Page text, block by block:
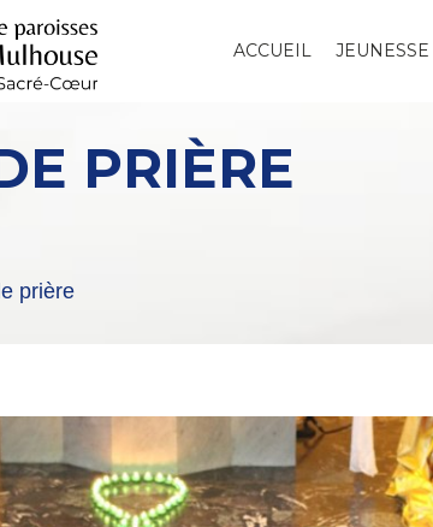
ACCUEIL JEUNESSE
PRIÈRE
prière